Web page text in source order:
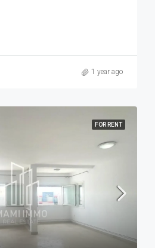
1 year ago
FOR RENT